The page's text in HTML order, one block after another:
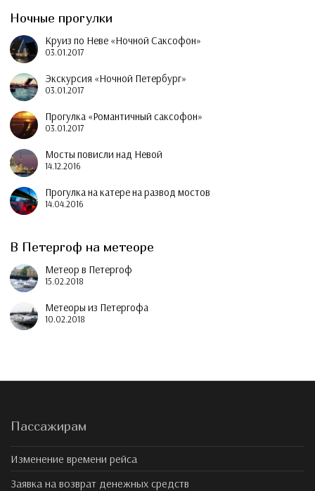
Ночные прогулки
Круиз по Неве «Ночной Саксофон»
03.01.2017
Экскурсия «Ночной Петербург»
03.01.2017
Прогулка «Романтичный саксофон»
03.01.2017
Мосты повисли над Невой
14.12.2016
Прогулка на катере на развод мостов
14.04.2016
В Петергоф на метеоре
Метеор в Петергоф
15.02.2018
Метеоры из Петергофа
10.02.2018
Пассажирам
Изменение времени рейса
Заявка на возврат денежных средств